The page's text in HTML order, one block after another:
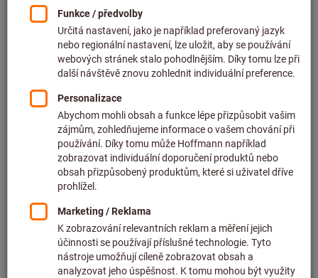
Přidat do seznamu přání
Keramické brusné tělísko
trojúhelník (šikmý) hrubé
Artiklové číslo: 501520
Dostupné
4 varianty
3 745,00 CZK
K variantám